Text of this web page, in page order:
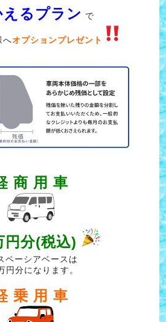
るプラン で
へオプションプレゼント
商 用 車
円分(税込)
ペーシアベースは
円分になります。
乗 用 車